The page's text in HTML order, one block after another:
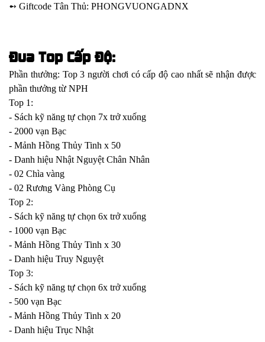
➻ Giftcode Tân Thủ: PHONGVUONGADNX
Đua Top Cấp Độ:
Phần thưởng: Top 3 người chơi có cấp độ cao nhất sẽ nhận được
phần thưởng từ NPH
Top 1:
- Sách kỹ năng tự chọn 7x trở xuống
- 2000 vạn Bạc
- Mảnh Hồng Thủy Tinh x 50
- Danh hiệu Nhật Nguyệt Chân Nhân
- 02 Chìa vàng
- 02 Rương Vàng Phòng Cụ
Top 2:
- Sách kỹ năng tự chọn 6x trở xuống
- 1000 vạn Bạc
- Mảnh Hồng Thủy Tinh x 30
- Danh hiệu Truy Nguyệt
Top 3:
- Sách kỹ năng tự chọn 6x trở xuống
- 500 vạn Bạc
- Mảnh Hồng Thủy Tinh x 20
- Danh hiệu Trục Nhật